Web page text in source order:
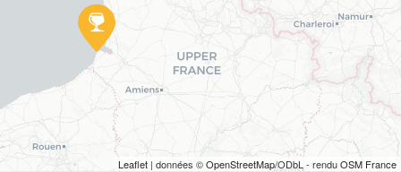
Leaflet | données ©OpenStreetMap/ODbL - renduOSM France